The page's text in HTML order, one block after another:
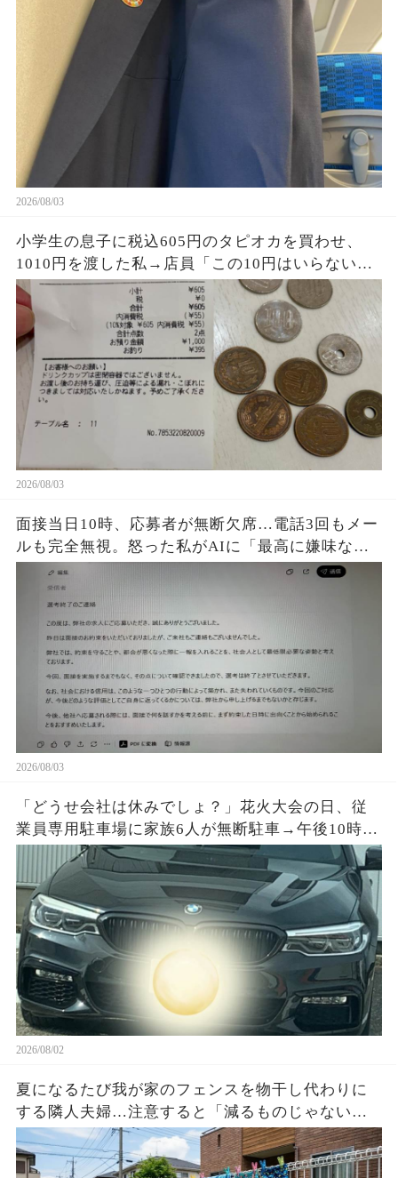
客が名刺を差し出し…
2026/08/03
小学生の息子に税込605円のタピオカを買わせ、
1010円を渡した私→店員「この10円はいらない
よ」息子が395円のお釣りとレシートを持ち帰り、
私は思わず「なんで…？」
2026/08/03
面接当日10時、応募者が無断欠席…電話3回もメー
ルも完全無視。怒った私がAIに「最高に嫌味な不
採用通知を書いて」と頼むと、正論すぎる文章が
完成して…
2026/08/03
「どうせ会社は休みでしょ？」花火大会の日、従
業員専用駐車場に家族6人が無断駐車→午後10時、
施錠されたゲートと防犯カメラ映像を見て絶句…
2026/08/02
夏になるたび我が家のフェンスを物干し代わりに
する隣人夫婦…注意すると「減るものじゃない」
と逆ギレ→濡れた洗濯物3枚と時刻入り映像を見せ
た瞬間…